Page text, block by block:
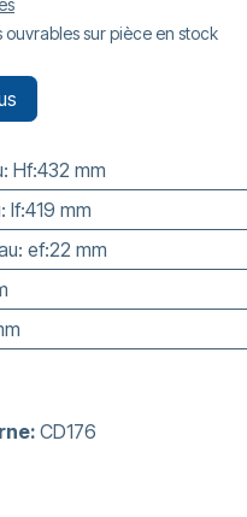
ouvrables sur pièce en stock
: Hf:432 mm
: lf:419 mm
: ef:22 mm
CD176